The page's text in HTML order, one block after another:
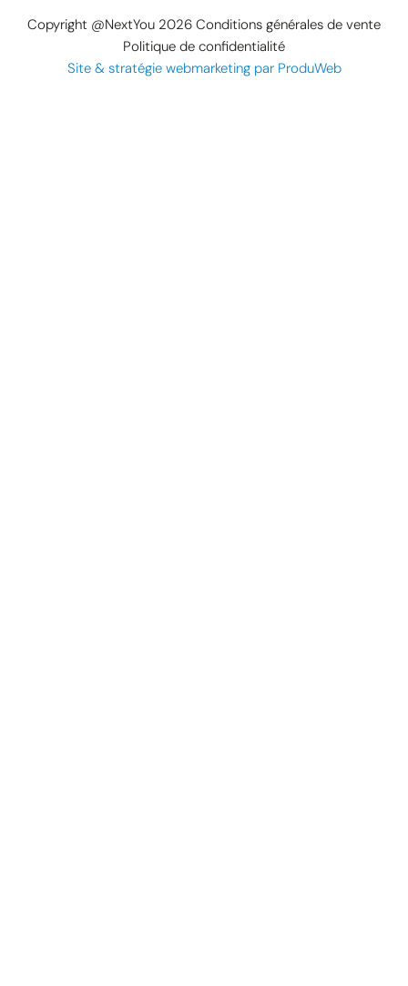
Copyright @NextYou 2026 Conditions générales de vente
Politique de confidentialité
Site & stratégie webmarketing par ProduWeb